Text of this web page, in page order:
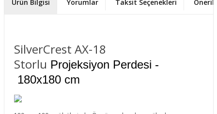
Ürün Bilgisi Yorumlar Taksit Seçenekleri
SilverCrest AX-18
Storlu Projeksiyon Perdesi -
180x180 cm